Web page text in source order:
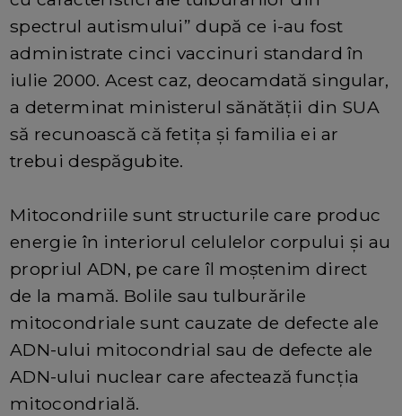
spectrul autismului” după ce i-au fost
administrate cinci vaccinuri standard în
iulie 2000. Acest caz, deocamdată singular,
a determinat ministerul sănătății din SUA
să recunoască că fetița și familia ei ar
trebui despăgubite.
Mitocondriile sunt structurile care produc
energie în interiorul celulelor corpului și au
propriul ADN, pe care îl moștenim direct
de la mamă. Bolile sau tulburările
mitocondriale sunt cauzate de defecte ale
ADN-ului mitocondrial sau de defecte ale
ADN-ului nuclear care afectează funcția
mitocondrială.